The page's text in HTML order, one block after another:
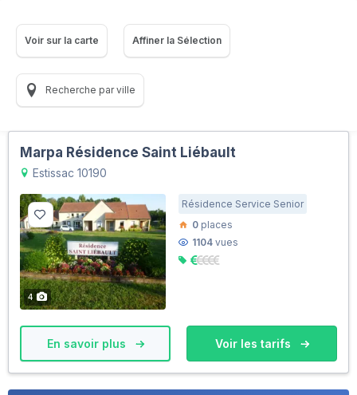
Voir sur la carte Affiner la Sélection
Recherche par ville
Marpa Résidence Saint Liébault
Estissac 10190
4
Résidence Service Senior
0 places
1104 vues
En savoir plus Voir les tarifs